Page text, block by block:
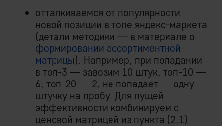
отталкиваемся от популярности
новой позиции в топе яндекс-маркета
(детали методики — в материале о
формировании ассортиментной
матрицы). Например, при попадании
в топ-3 — завозим 10 штук, топ-10 —
6, топ-20 — 2, не попадает — одну
штучку на пробу. Для пущей
эффективности комбинируем с
ценовой матрицей из пункта (2.1)